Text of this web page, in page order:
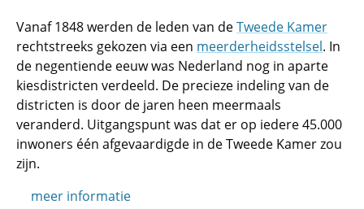
Vanaf 1848 werden de leden van deTweede Kamer
rechtstreeks gekozen via een meerderheidsstelsel. In
de negentiende eeuw was Nederland nog in aparte
kiesdistricten verdeeld. De precieze indeling van de
districten is door de jaren heen meermaals
veranderd. Uitgangspunt was dat er op iedere 45.000
inwoners één afgevaardigde in de Tweede Kamer zou
zijn.
meer informatie